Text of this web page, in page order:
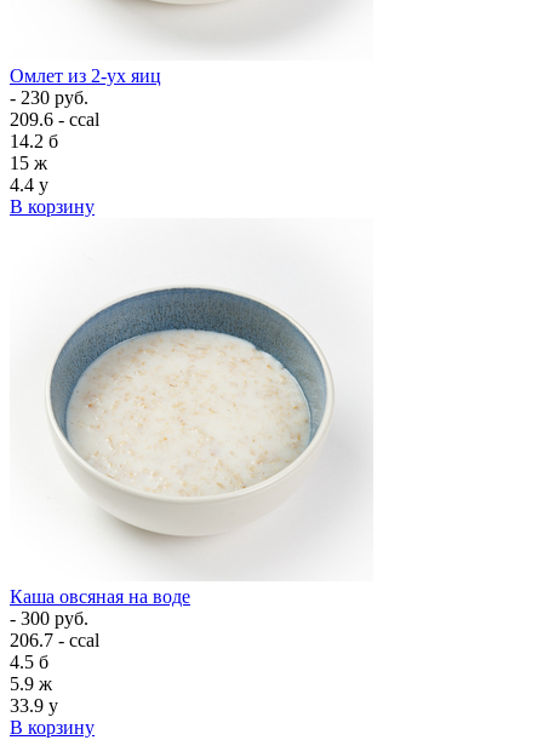
Омлет из 2-ух яиц
- 230 руб.
209.6 - ccal
14.2 б
15 ж
4.4 у
В корзину
Каша овсяная на воде
- 300 руб.
206.7 - ccal
4.5 б
5.9 ж
33.9 у
В корзину